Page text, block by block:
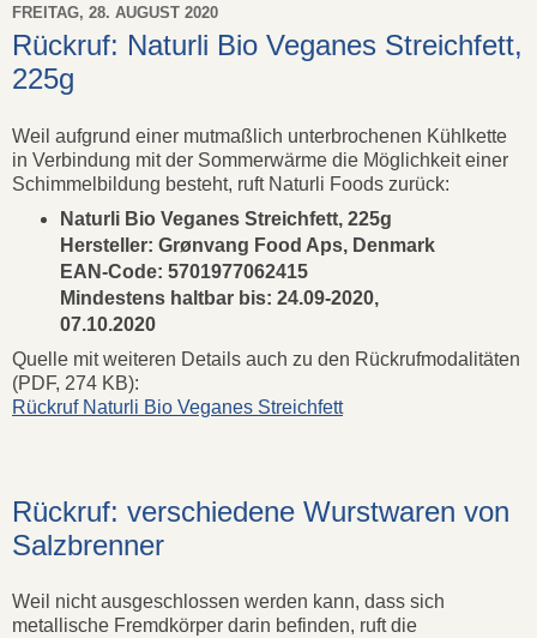
FREITAG, 28. AUGUST 2020
Rückruf: Naturli Bio Veganes Streichfett,
225g
Weil aufgrund einer mutmaßlich unterbrochenen Kühlkette
in Verbindung mit der Sommerwärme die Möglichkeit einer
Schimmelbildung besteht, ruft Naturli Foods zurück:
Naturli Bio Veganes Streichfett, 225g
Hersteller: Grønvang Food Aps, Denmark
EAN-Code: 5701977062415
Mindestens haltbar bis: 24.09-2020,
07.10.2020
Quelle mit weiteren Details auch zu den Rückrufmodalitäten
(PDF, 274 KB):
Rückruf Naturli Bio Veganes Streichfett
Rückruf: verschiedene Wurstwaren von
Salzbrenner
Weil nicht ausgeschlossen werden kann, dass sich
metallische Fremdkörper darin befinden, ruft die